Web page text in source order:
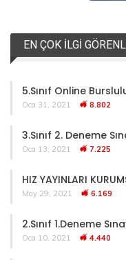
EN ÇOK İLGI
5.Sınıf Online
Oca 31, 2021 8.802
3.Sınıf 2. Deneme
Oca 13, 2021 7.225
HIZ YAYINLARI
May 29, 2021 6.169
2.Sınıf 1.Deneme
Oca 10, 2021 4.440